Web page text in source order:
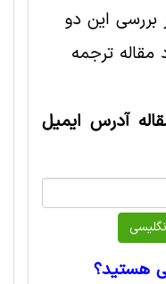
این دو
مقاله ترجمه
آدرس ایمیل
هستید؟